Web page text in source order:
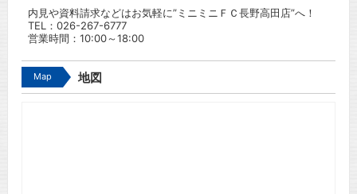
内見や資料請求などはお気軽に”ミニミニＦＣ長野高田店”へ！
TEL： 026-267-6777
営業時間：10:00～18:00
Map 地図